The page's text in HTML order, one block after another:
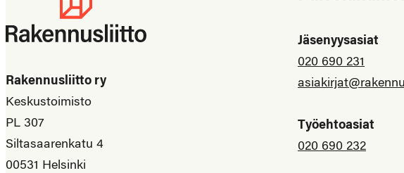
Rakennusliitto ry
Keskustoimisto
PL 307
Siltasaarenkatu 4
00531 Helsinki
Jäsenyysasiat
020 690 231
Työehtoasiat
020 690 232